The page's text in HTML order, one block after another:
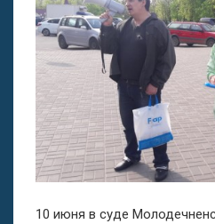
10 июня в суде